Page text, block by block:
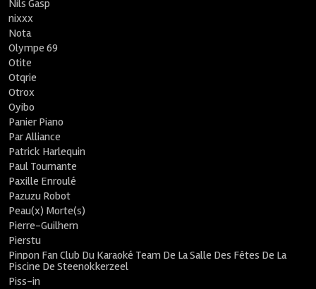
Nils Gasp
nixxx
Nota
Olympe 69
Otite
Otqrie
Otrox
Oyibo
Panier Piano
Par Alliance
Patrick Harlequin
Paul Tournante
Paxille Enroulé
Pazuzu Robot
Peau(x) Morte(s)
Pierre-Guilhem
Pierstu
Pinpon Fan Club Du Karaoké Team De La Salle Des Fêtes De La
Piscine De Steenokkerzeel
Piss-in